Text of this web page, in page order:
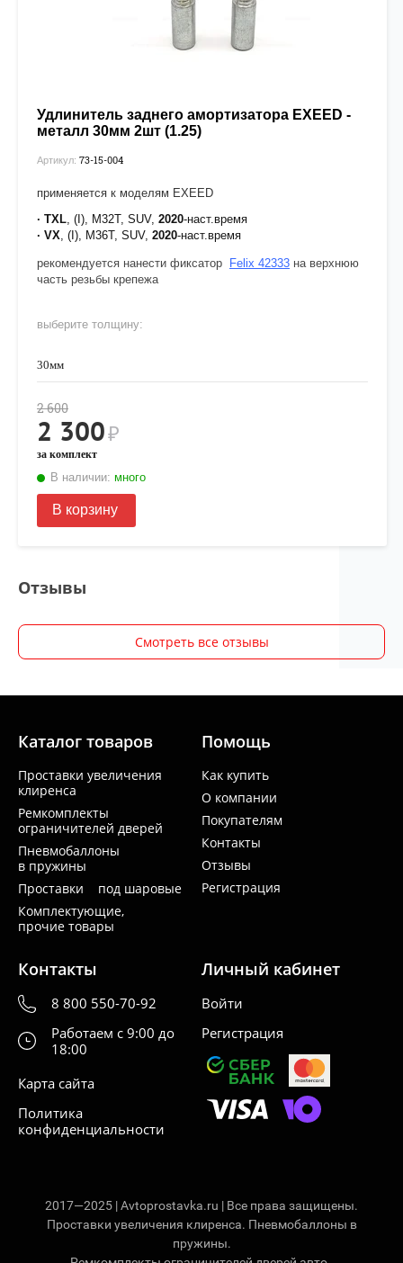
Удлинитель заднего амортизатора EXEED -
металл 30мм 2шт (1.25)
Артикул: 73-15-004
применяется к моделям EXEED
· TXL , (I), M32T, SUV, 2020-наст.время
· VX , (I), M36T, SUV, 2020-наст.время
рекомендуется нанести фиксатор Felix 42333 на верхнюю
часть резьбы крепежа
выберите толщину:
30мм
2 600
2 300₽
за комплект
В наличии: много
В корзину
Отзывы
Смотреть все отзывы
Каталог товаров
Проставки увеличения
клиренса
Ремкомплекты
ограничителей дверей
Пневмобаллоны
в пружины
Проставки под шаровые
Комплектующие,
прочие товары
Помощь
Как купить
О компании
Покупателям
Контакты
Отзывы
Регистрация
Контакты
8 800 550-70-92
Работаем с 9:00 до
18:00
Карта сайта
Политика
конфиденциальности
Личный кабинет
Войти
Регистрация
2017—2025 | Avtoprostavka.ru | Все права защищены.
Проставки увеличения клиренса. Пневмобаллоны в
пружины.